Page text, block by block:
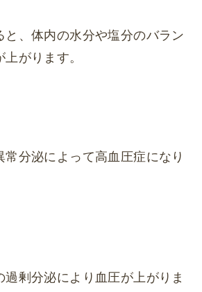
と、体内の水分や塩分のバラン
がります。
分泌によって高血圧症になり
過剰分泌により血圧が上がりま